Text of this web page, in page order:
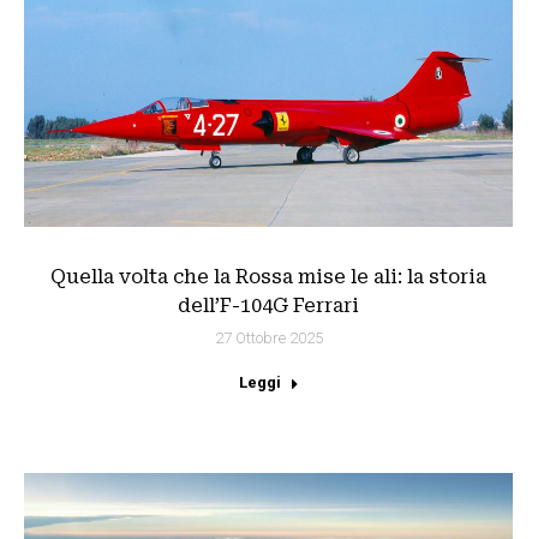
Quella volta che la Rossa mise le ali: la storia
dell’F-104G Ferrari
27 Ottobre 2025
Leggi